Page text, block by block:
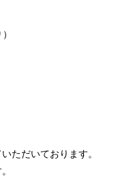
ただいております。